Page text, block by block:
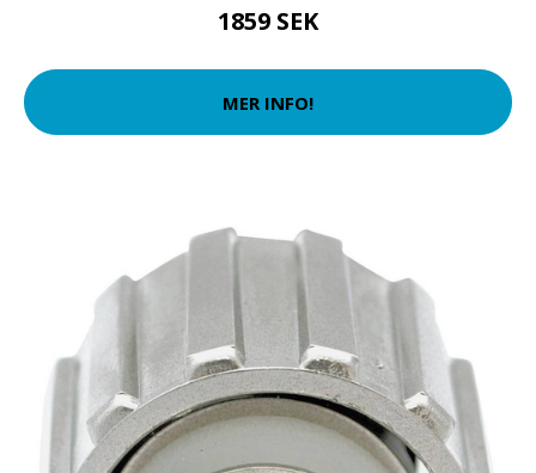
1859 SEK
MER INFO!